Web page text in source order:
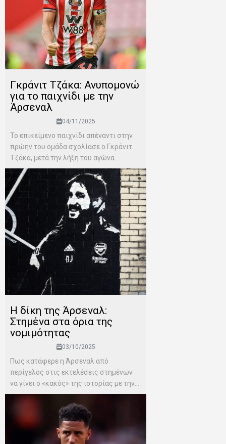
Γκράνιτ Τζάκα: Ανυπομονώ
για το παιχνίδι με την
Άρσεναλ
04/11/2025
Το επικείμενο παιχνίδι απέναντι στην
πρώην του ομάδα σχολίασε ο Γκράνιτ
Τζάκα, μετά την λήξη του αγώνα...
Η δίκη της Άρσεναλ:
Στημένα στα όρια της
νομιμότητας
03/10/2025
Πως κατάφερε η Άρσεναλ από
περίγελος στις εκτελέσεις στημένων
να γίνει ο «κακός» της ιστορίας με την...